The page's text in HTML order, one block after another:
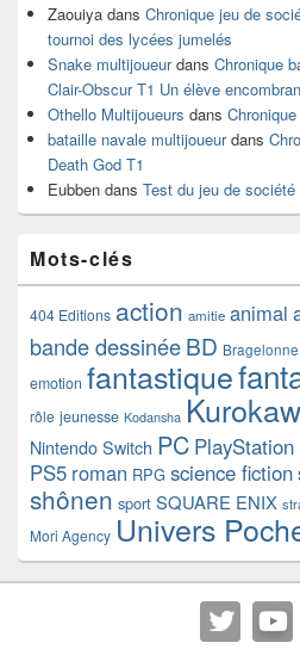
Zaouiya dans Chronique jeu de
tournoi des lycées jumelés
Snake multijoueurdans Chronique
Clair-Obscur T1 Un élève
Othello Multijoueurs dans
bataille navale multijoueurdans
Death God T1
Eubben dans Test du jeu de
Mots-clés
404 Editions action amitie animal
bande dessinéeBD Bragelonne
emotion fantastique
rôle jeunesse Kodansha
Nintendo Switch PC PlayStation
PS5 roman RPG science fiction
shônen sport SQUARE ENIX
Mori Agency Univers